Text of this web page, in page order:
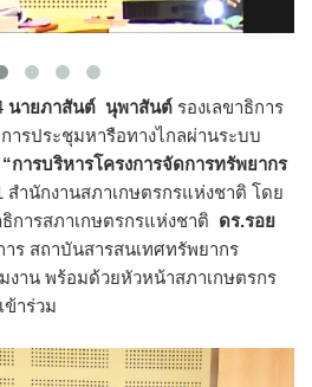
นายภาสันต์ นุพาสันต์ รองเลขาธิการ
ารประชุมหารือทางไกลผ่านระบบ
“การบริหารโครงการจัดการทรัพยากร
ำนักงานสภาเกษตรกรแห่งชาติ โดย
การสภาเกษตรกรแห่งชาติ ดร.รอย
าร สถาบันสารสนเทศทรัพยากร
าน พร้อมด้วยหัวหน้าสภาเกษตรกร
ข้าร่วม